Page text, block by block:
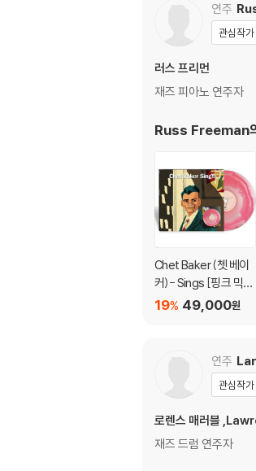
연주
관심작
러스 프리먼
재즈 피아노 연주자
Russ Freeman
Chet Baker (쳇 베이
커)- Sings [핑크 믹스
실버 컬러 LP]
49,000원
19%
연주
관심작
로렌스 매러블
재즈 드럼 연주자